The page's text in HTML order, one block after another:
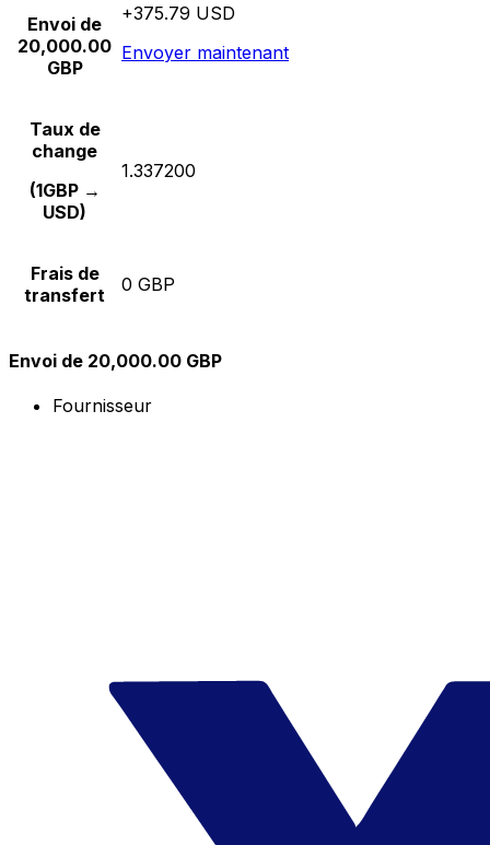
Envoi de
20,000.00
GBP
+375.79 USD
Envoyer maintenant
Taux de
change
(1GBP →
USD)
1.337200
Frais de
transfert
0 GBP
Envoi de 20,000.00 GBP
Fournisseur